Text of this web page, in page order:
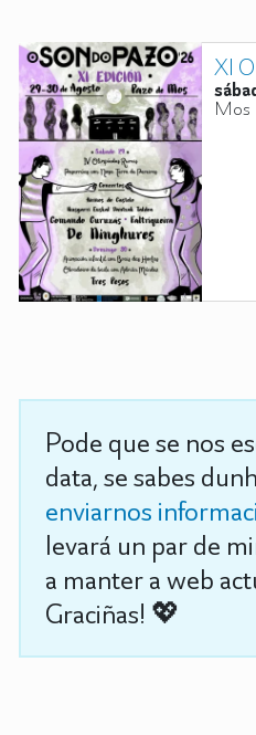
XI
Mos
Pode que se nos
data, se sabes
enviarnos
levará un par de
a manter a web
Graciñas! 💖